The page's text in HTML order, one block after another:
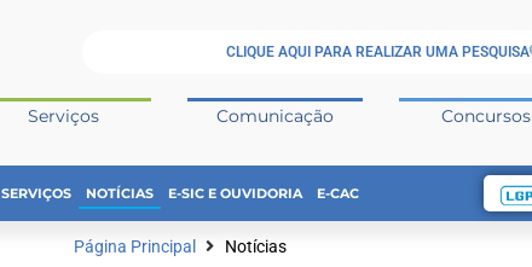
CLIQUE AQUI PARA REALIZAR UMA PESQUISA
Serviços Comunicação Concursos
SERVIÇOS NOTÍCIAS E-SIC E OUVIDORIA E-CAC
Página Principal Notícias